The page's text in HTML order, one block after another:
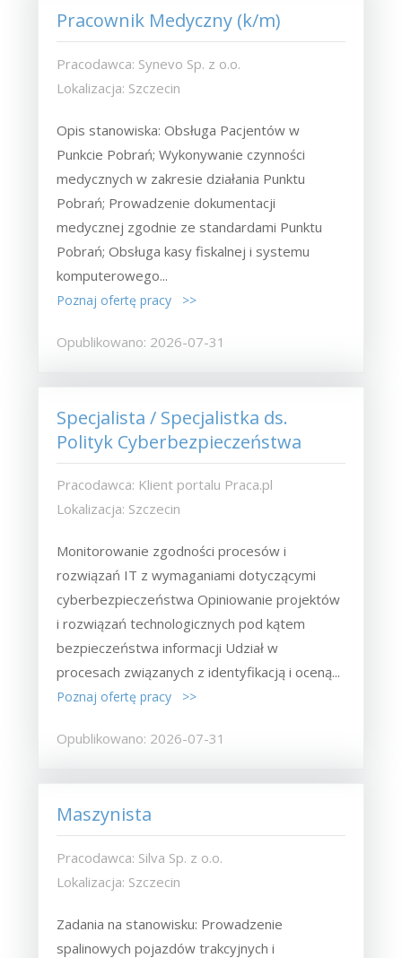
Pracownik Medyczny (k/m)
Pracodawca: Synevo Sp. z o.o.
Lokalizacja: Szczecin
Opis stanowiska: Obsługa Pacjentów w
Punkcie Pobrań; Wykonywanie czynności
medycznych w zakresie działania Punktu
Pobrań; Prowadzenie dokumentacji
medycznej zgodnie ze standardami Punktu
Pobrań; Obsługa kasy fiskalnej i systemu
komputerowego...
Poznaj ofertę pracy >>
Opublikowano: 2026-07-31
Specjalista / Specjalistka ds.
Polityk Cyberbezpieczeństwa
Pracodawca: Klient portalu Praca.pl
Lokalizacja: Szczecin
Monitorowanie zgodności procesów i
rozwiązań IT z wymaganiami dotyczącymi
cyberbezpieczeństwa Opiniowanie projektów
i rozwiązań technologicznych pod kątem
bezpieczeństwa informacji Udział w
procesach związanych z identyfikacją i oceną...
Poznaj ofertę pracy >>
Opublikowano: 2026-07-31
Maszynista
Pracodawca: Silva Sp. z o.o.
Lokalizacja: Szczecin
Zadania na stanowisku: Prowadzenie
spalinowych pojazdów trakcyjnych i